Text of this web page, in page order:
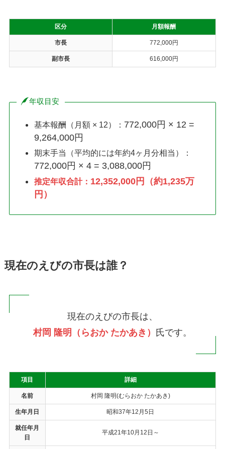
区分 月額報酬
市長 772,000円
副市長 616,000円
年収目安
基本報酬（月額 × 12）： 772,000円 × 12 =
9,264,000円
期末手当（平均的には年約4ヶ月分相当）：
772,000円 × 4 = 3,088,000円
推定年収合計： 12,352,000円（約1,235万
円）
現在のえびの市長は誰？
現在のえびの市長は、
村岡 隆明（らおか たかあき） 氏です。
項目 詳細
名前 村岡 隆明(むらおか たかあき)
生年月日 昭和37年12月5日
就任年月
日
平成21年10月12日～